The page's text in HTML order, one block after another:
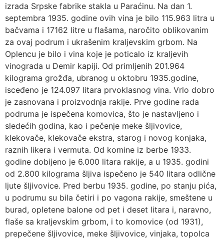
izrada Srpske fabrike stakla u Paraćinu. Na dan 1.
septembra 1935. godine ovih vina je bilo 115.963 litra u
bačvama i 17162 litre u flašama, naročito oblikovanim
za ovaj podrum i ukrašenim kraljevskim grbom. Na
Oplencu je bilo i vina koje je poticalo iz kraljevih
vinograda u Demir kapiji. Od primljenih 201.964
kilograma grožđa, ubranog u oktobru 1935.godine,
isceđeno je 124.097 litara prvoklasnog vina. Vrlo dobro
je zasnovana i proizvodnja rakije. Prve godine rada
podruma je ispečena komovica, što je nastavljeno i
sledećih godina, kao i pečenje meke šljivovice,
klekovače, klekovače ekstra, starog i novog konjaka,
raznih likera i vermuta. Od komine iz berbe 1933.
godine dobijeno je 6.000 litara rakije, a u 1935. godini
od 2.800 kilograma šljiva ispečeno je 540 litara odlične
ljute šljivovice. Pred berbu 1935. godine, po stanju pića,
u podrumu su bila četiri i po vagona rakije, smeštene u
burad, opletene balone od pet i deset litara i, naravno,
flaše sa kraljevskim grbom, i to komovice (od 1931),
prepečene šljivovice, meke šljivovice, vinjaka, topolca